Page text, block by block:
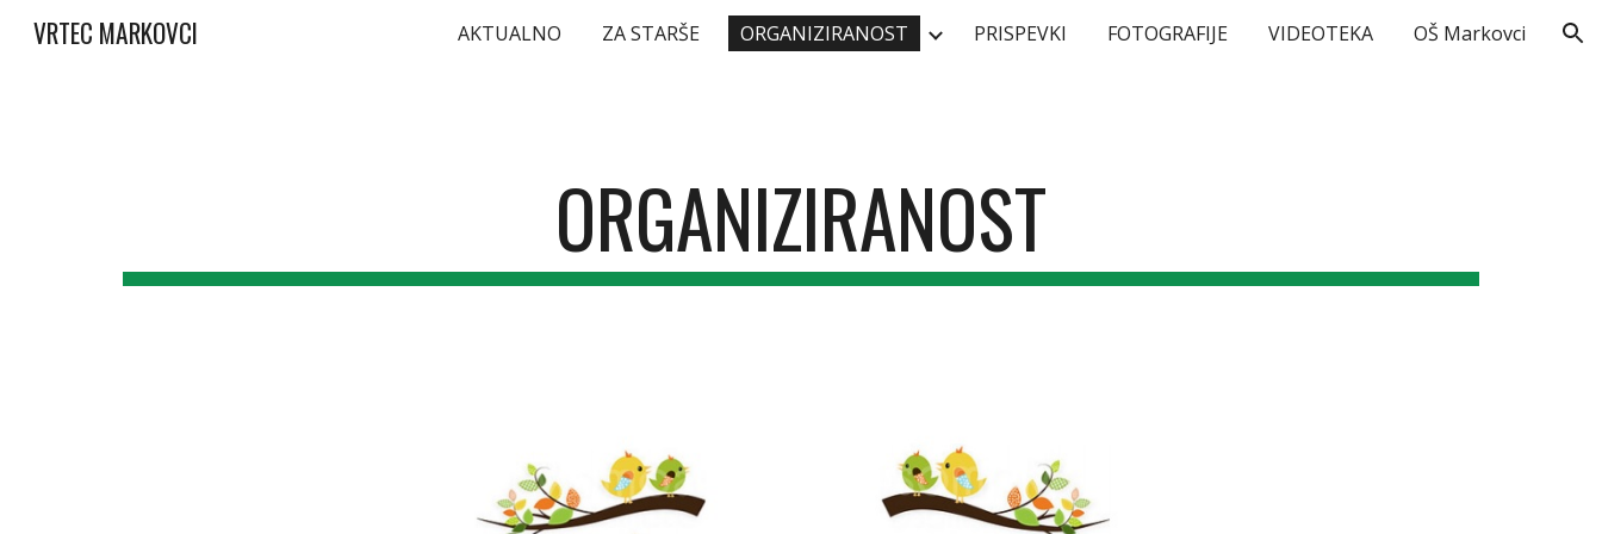
Skip to main content Skip to navigation
VRTEC MARKOVCI AKTUALNO ZA STARŠE ORGANIZIRANOST PRISPEVKI FOTOGRAFIJE VIDEOTEKA OŠ Markovci
ORGANIZIRANOST